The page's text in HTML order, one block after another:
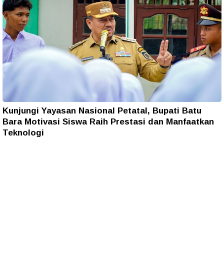
Kunjungi Yayasan Nasional Petatal, Bupati Batu
Bara Motivasi Siswa Raih Prestasi dan Manfaatkan
Teknologi